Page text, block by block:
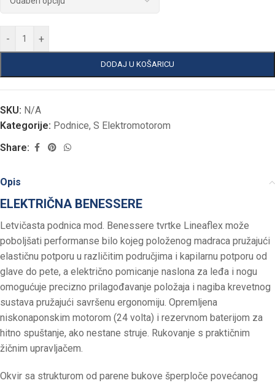
- +
DODAJ U KOŠARICU
SKU: N/A
Kategorije: Podnice, S Elektromotorom
Share:
Opis
ELEKTRIČNA BENESSERE
Letvičasta podnica mod. Benessere tvrtke Lineaflex može
poboljšati performanse bilo kojeg položenog madraca pružajući
elastičnu potporu u različitim područjima i kapilarnu potporu od
glave do pete, a električno pomicanje naslona za leđa i nogu
omogućuje precizno prilagođavanje položaja i nagiba krevetnog
sustava pružajući savršenu ergonomiju. Opremljena
niskonaponskim motorom (24 volta) i rezervnom baterijom za
hitno spuštanje, ako nestane struje. Rukovanje s praktičnim
žičnim upravljačem.
Okvir sa strukturom od parene bukove šperploče povećanog